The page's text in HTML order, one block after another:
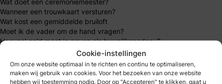
Cookie-instellingen
Om onze website optimaal in te richten en continu te optimaliseren,
maken wij gebruik van cookies. Voor het bezoeken van onze website
hebben wij toestemming nodig. Door op "Accepteren" te klikken, gaat u
Wanneer een trouwkaart versturen?
Wat kost een gemiddelde bruiloft
Moet ik de vader om de hand vragen?
Hoeveel geld moet je geven als huwelijkscadeau?
Mijn B&B Club